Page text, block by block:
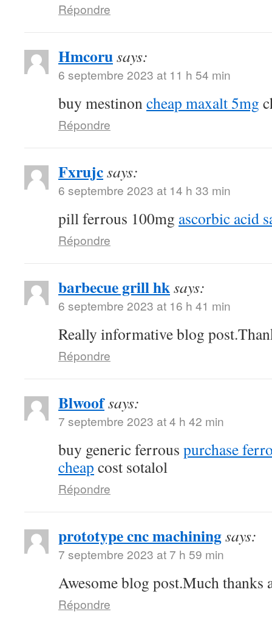
Répondre
Hmcorusays:
6 septembre 2023 at 11 h 54 min
buy mestinoncheap maxalt 5mg
Répondre
Fxrujcsays:
6 septembre 2023 at 14 h 33 min
pill ferrous 100mg ascorbic acid
Répondre
barbecue grill hksays:
6 septembre 2023 at 16 h 41 min
Really informative blog
Répondre
Blwoofsays:
7 septembre 2023 at 4 h 42 min
buy generic ferrous purchase
cheap cost sotalol
Répondre
prototype cnc machiningsays:
7 septembre 2023 at 7 h 59 min
Awesome blog post.Much thanks
Répondre